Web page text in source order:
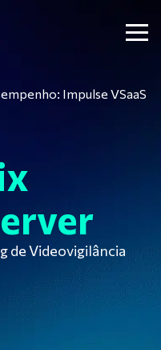
Impulse VSaaS
de Videovigilância